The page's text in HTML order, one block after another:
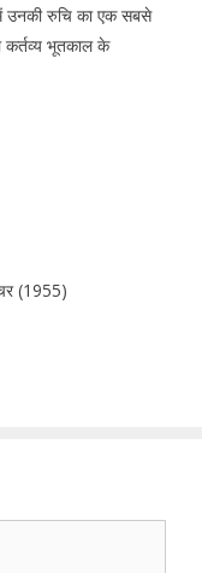
उनकी रुचि का एक सबसे
कर्तव्य भूतकाल के
(1955)